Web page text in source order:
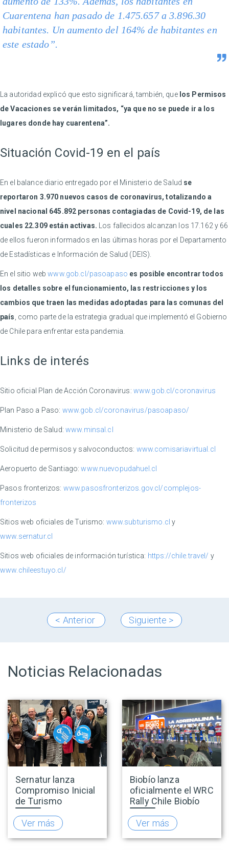
Cuarentena han pasado de 1.475.657 a 3.896.30
habitantes. Un aumento del 164% de habitantes en
este estado”.
La autoridad explicó que esto significará, también, que los Permisos
de Vacaciones se verán limitados, “ya que no se puede ir a los
lugares donde hay cuarentena”.
Situación Covid-19 en el país
En el balance diario entregado por el Ministerio de Salud se
reportaron 3.970 nuevos casos de coronavirus, totalizando a
nivel nacional 645.892 personas contagiadas de Covid-19, de las
cuales 22.309 están activas. Los fallecidos alcanzan los 17.162 y 66
de ellos fueron informados en las últimas horas por el Departamento
de Estadísticas e Información de Salud (DEIS).
En el sitio webwww.gob.cl/pasoapaso es posible encontrar todos
los detalles sobre el funcionamiento, las restricciones y los
cambios que traen las medidas adoptadas para las comunas del
país , como parte de la estrategia gradual que implementó el Gobierno
de Chile para enfrentar esta pandemia.
Links de interés
Sitio oficial Plan de Acción Coronavirus: www.gob.cl/coronavirus
Plan Paso a Paso: www.gob.cl/coronavirus/pasoapaso/
Ministerio de Salud: www.minsal.cl
Solicitud de permisos y salvoconductos: www.comisariavirtual.cl
Aeropuerto de Santiago:www.nuevopudahuel.cl
Pasos fronterizos: www.pasosfronterizos.gov.cl/complejos-
fronterizos
Sitios web oficiales de Turismo: www.subturismo.cl y
www.sernatur.cl
Sitios web oficiales de información turística: https://chile.travel/ y
www.chileestuyo.cl/
< Anterior Siguiente >
Noticias Relacionadas
Sernatur lanza
Compromiso Inicial
de Turismo
Accesible para
promover una
oferta turística más
inclusiva
Ver más
Biobío lanza
oficialmente el WRC
Rally Chile Biobío
2026 con 141
empresas
adheridas al Sello
Rally
Ver más